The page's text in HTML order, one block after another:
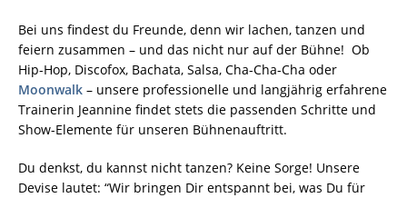
Bei uns findest du Freunde, denn wir lachen, tanzen und
feiern zusammen – und das nicht nur auf der Bühne! Ob
Hip-Hop, Discofox, Bachata, Salsa, Cha-Cha-Cha oder
Moonwalk – unsere professionelle und langjährig erfahrene
Trainerin Jeannine findet stets die passenden Schritte und
Show-Elemente für unseren Bühnenauftritt.
Du denkst, du kannst nicht tanzen? Keine Sorge! Unsere
Devise lautet: “Wir bringen Dir entspannt bei, was Du für